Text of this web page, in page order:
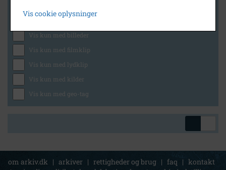
Generelt
Vis kun med billeder
Vis kun med filmklip
Vis kun med lydklip
Vis kun med kilder
Vis kun med geo-tag
om arkiv.dk | arkiver | rettigheder og brug | faq | kontakt
Vis cookie oplysninger